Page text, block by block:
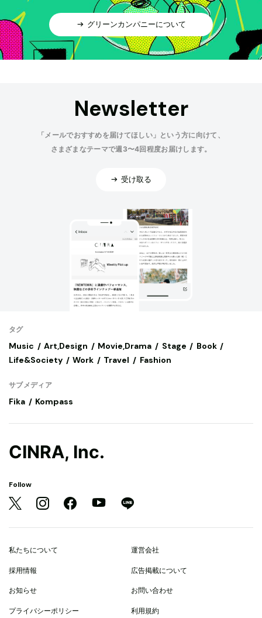
グリーンカンパニーについて
Newsletter
「メールでおすすめを届けてほしい」という方に向けて、
さまざまなテーマで週3〜4回程度お届けします。
受け取る
タグ
Music Art,Design Movie,Drama Stage
Book
Life&Society
Work Travel Fashion
サブメディア
Fika Kompass
CINRA, Inc.
Follow
私たちについて 運営会社
採用情報 広告掲載について
お知らせ お問い合わせ
プライバシーポリシー 利用規約